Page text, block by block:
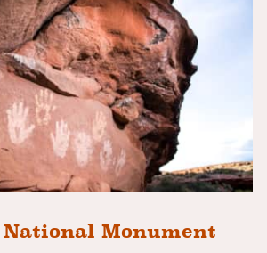
National Monument